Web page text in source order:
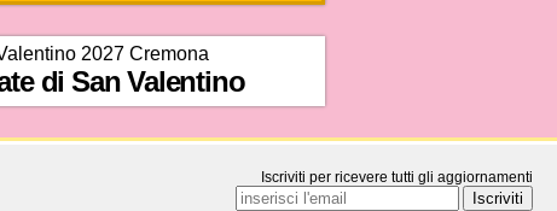
2027 Cremona
di San Valentino
Iscriviti per ricevere tutti gli aggiornamenti